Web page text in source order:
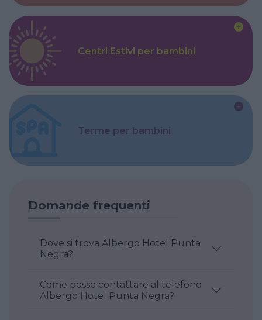
Centri Estivi per bambini
Terme per bambini
Domande frequenti
Dove si trova Albergo Hotel Punta
Negra?
Come posso contattare al telefono
Albergo Hotel Punta Negra?